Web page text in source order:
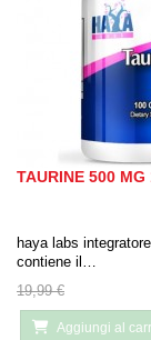
TAURINE 500 MG
haya labs
contiene il…
19,99 €
Aggiungi al